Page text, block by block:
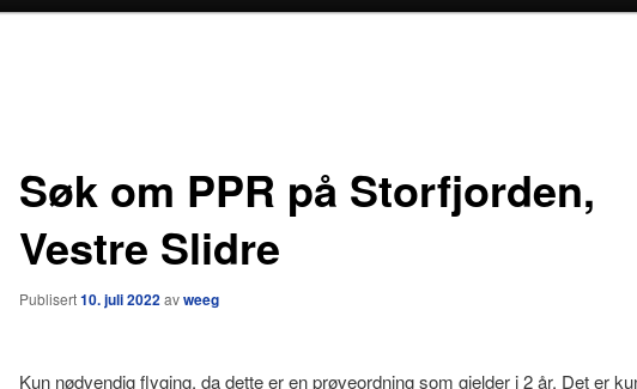
Søk om PPR på Storfjorden,
Vestre Slidre
Publisert10. juli 2022avweeg
Kun nødvendig flyging, da dette er en prøveordning som gjelder i 2 år. Det er